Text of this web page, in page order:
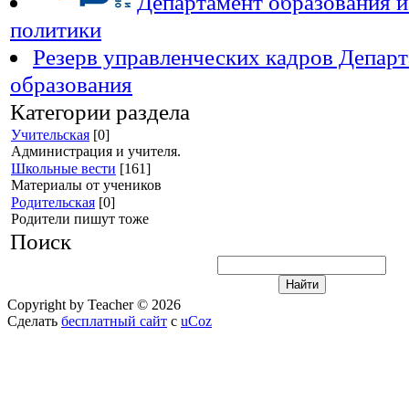
политики
Резерв управленческих кадров
образования
Категории раздела
Учительская [0]
Администрация и учителя.
Школьные вести [161]
Материалы от учеников
Родительская [0]
Родители пишут тоже
Поиск
Copyright by Teacher © 2026
Сделать бесплатный сайт с uCoz